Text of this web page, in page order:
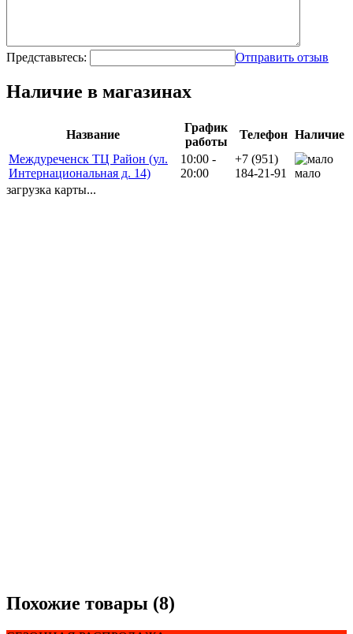
Представьтесь: Отправить отзыв
Наличие в магазинах
Название
График
работы
Телефон Наличие
Междуреченск ТЦ Район (ул.
Интернациональная д. 14)
10:00 -
20:00
+7 (951)
184-21-91
мало
загрузка карты...
Похожие товары (8)